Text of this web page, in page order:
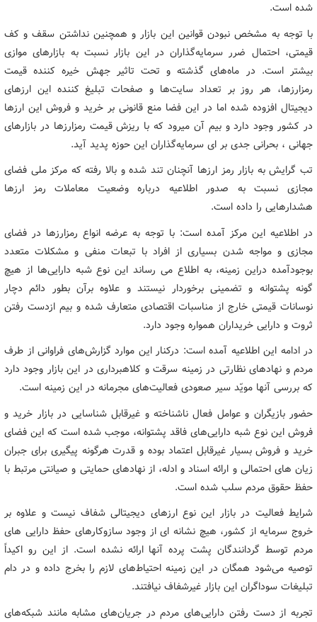
شده است.
با توجه به مشخص نبودن قوانین این بازار و همچنین نداشتن سقف و کف
قیمتی، احتمال ضرر سرمایه‌گذاران در این بازار نسبت به بازارهای موازی
بیشتر است. در ماه‌های گذشته و تحت تاثیر جهش خیره کننده قیمت
رمزارزها، هر روز بر تعداد سایت‌ها و صفحات تبلیغ کننده این ارزهای
دیجیتال افزوده شده اما در این فضا منع قانونی بر خرید و فروش این ارزها
در کشور وجود دارد و بیم آن میرود که با ریزش قیمت رمزارزها در بازارهای
جهانی ، بحرانی جدی بر ای سرمایه‌گذاران این حوزه پدید آید.
تب گرایش به بازار رمز ارزها آنچنان تند شده و بالا رفته که مرکز ملی فضای
مجازی نسبت به صدور اطلاعیه درباره وضعیت معاملات رمز ارزها
هشدارهایی را داده است.
در اطلاعیه این مرکز آمده است: با توجه به عرضه انواع رمزارزها در فضای
مجازی و مواجه شدن بسیاری از افراد با تبعات منفی و مشکلات متعدد
بوجودآمده دراین زمینه، به اطلاع می رساند این نوع شبه دارایی‌ها از هیچ
گونه پشتوانه و تضمینی برخوردار نیستند و علاوه برآن بطور دائم دچار
نوسانات قیمتی خارج از مناسبات اقتصادی متعارف شده و بیم ازدست رفتن
ثروت و دارایی خریداران همواره وجود دارد.
در ادامه این اطلاعیه آمده است: درکنار این موارد گزارش‌های فراوانی از طرف
مردم و نهادهای نظارتی در زمینه سرقت و کلاهبرداری در این بازار وجود دارد
که بررسی آنها مویّد سیر صعودی فعالیت‌های مجرمانه در این زمینه است.
حضور بازیگران و عوامل فعال ناشناخته و غیرقابل شناسایی در بازار خرید و
فروش این نوع شبه دارایی‌های فاقد پشتوانه، موجب شده است که این فضای
خرید و فروش بسیار غیرقابل اعتماد بوده و قدرت هرگونه پیگیری برای جبران
زیان های احتمالی و ارائه اسناد و ادله، از نهادهای حمایتی و صیانتی مرتبط با
حفظ حقوق مردم سلب شده است.
شرایط فعالیت در بازار این نوع ارزهای دیجیتالی شفاف نیست و علاوه بر
خروج سرمایه از کشور، هیچ نشانه‌ ای از وجود سازوکارهای حفظ دارایی های
مردم توسط گردانندگان پشت پرده آنها ارائه نشده است. از این رو اکیداً
توصیه می­‌شود همگان در این زمینه احتیاط‌های لازم را بخرج داده و در دام
تبلیغات سوداگران این بازار غیرشفاف نیافتند.
تجربه از دست رفتن دارایی‌های مردم در جریان‌های مشابه مانند شبکه‌های